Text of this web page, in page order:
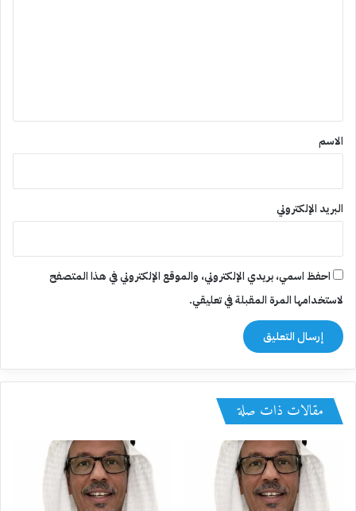
*
الاسم
البريد الإلكتروني
احفظ اسمي، بريدي الإلكتروني، والموقع الإلكتروني في هذا المتصفح
لاستخدامها المرة المقبلة في تعليقي.
مقالات ذات صلة